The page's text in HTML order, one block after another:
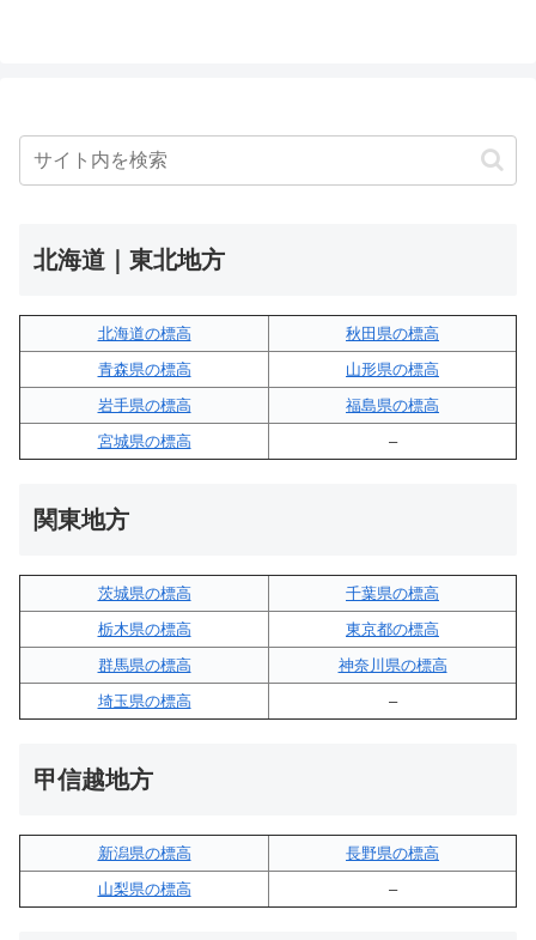
北海道｜東北地方
北海道の標高
秋田県の標高
青森県の標高
山形県の標高
岩手県の標高
福島県の標高
宮城県の標高
–
関東地方
茨城県の標高
千葉県の標高
栃木県の標高
東京都の標高
群馬県の標高
神奈川県の標高
埼玉県の標高
–
甲信越地方
新潟県の標高
長野県の標高
山梨県の標高
–